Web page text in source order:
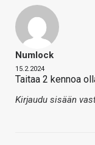
Numlock
15.2.2024
Taitaa 2 kennoa
Kirjaudu sisään